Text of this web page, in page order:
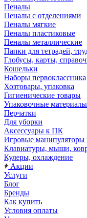
Пеналы
Пеналы с отделениями
Пеналы мягкие
Пеналы пластиковые
Пеналы металлические
Папки для тетрадей,
Глобусы, карты,
Кошельки
Наборы первоклассника
Хозтовары, упаковка
Гигиенические товары
Упаковочные материалы
Перчатки
Для уборки
Аксессуары к ПК
Игровые манипуляторы
Клавиатуры, мыши,
Кулеры, охлаждение
Акции
Услуги
Блог
Бренды
Как купить
Условия оплаты